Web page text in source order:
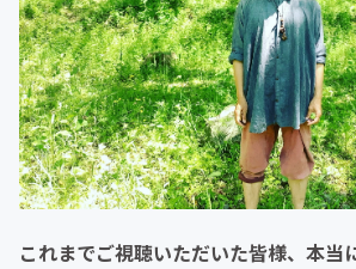
これまでご視聴いただいた皆様、本当